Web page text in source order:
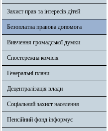
Захист прав та інтересів дітей
Безоплатна правова допомога
Вивчення громадської думки
Спостережна комісія
Генеральні плани
Децентралізація влади
Соціальний захист населення
Пенсійний фонд інформує